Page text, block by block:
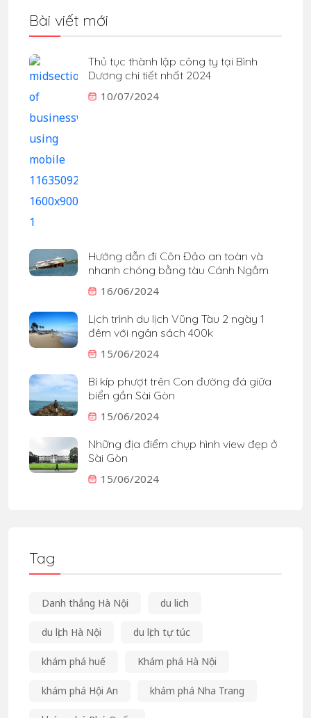
Bài viết mới
Thủ tục thành lập công ty tại Bình
Dương chi tiết nhất 2024
10/07/2024
Hướng dẫn đi Côn Đảo an toàn và
nhanh chóng bằng tàu Cánh Ngầm
16/06/2024
Lịch trình du lịch Vũng Tàu 2 ngày 1
đêm với ngân sách 400k
15/06/2024
Bí kíp phượt trên Con đường đá giữa
biển gần Sài Gòn
15/06/2024
Những địa điểm chụp hình view đẹp ở
Sài Gòn
15/06/2024
Tag
Danh thắng Hà Nội du lich
du lịch Hà Nội du lịch tự túc
khám phá huế Khám phá Hà Nội
khám phá Hội An khám phá Nha Trang